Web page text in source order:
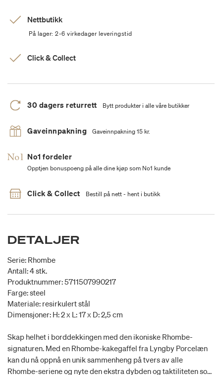
Nettbutikk
På lager: 2-6 virkedager leveringstid
Click & Collect
30 dagers returrett Bytt produkter i alle våre butikker
Gaveinnpakning Gaveinnpakning 15 kr.
No1 fordeler
Opptjen bonuspoeng på alle dine kjøp som No1 kunde
Click & Collect Bestill på nett - hent i butikk
DETALJER
Serie: Rhombe
Antall: 4 stk.
Produktnummer: 5711507990217
Farge: steel
Materiale: resirkulert stål
Dimensjoner: H: 2 x L: 17 x D: 2,5 cm
Skap helhet i borddekkingen med den ikoniske Rhombe-
signaturen. Med en Rhombe-kakegaffel fra Lyngby Porcelæn
kan du nå oppnå en unik sammenheng på tvers av alle
Rhombe-seriene og nyte den ekstra dybden og taktiliteten som